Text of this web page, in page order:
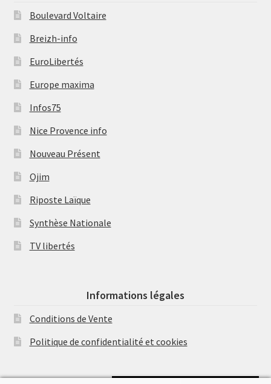
Boulevard Voltaire
Breizh-info
EuroLibertés
Europe maxima
Infos75
Nice Provence info
Nouveau Présent
Ojim
Riposte Laïque
Synthèse Nationale
TV libertés
Informations légales
Conditions de Vente
Politique de confidentialité et cookies